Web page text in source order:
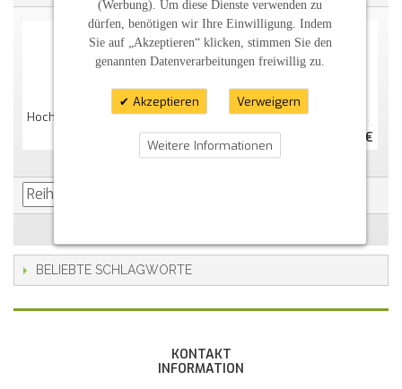
Hochzeitskerze "schlicht" Oval Abg. Perlmutt
37,00 €
Hochzeitskerze "romantisch" Oval Abg. Perlmutt
39,79 €
BELIEBTE SCHLAGWORTE
KONTAKT
INFORMATION
(Werbung). Um diese Dienste verwenden zu
dürfen, benötigen wir Ihre Einwilligung. Indem
Sie auf „Akzeptieren“ klicken, stimmen Sie den
genannten Datenverarbeitungen freiwillig zu.
Akzeptieren Verweigern
Weitere Informationen